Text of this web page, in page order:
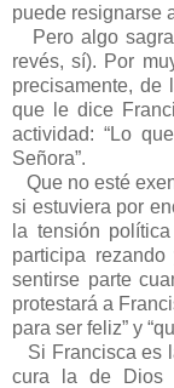
puede resignarse
Pero algo
revés, sí). Por
precisamente, de
que le dice
actividad: “Lo
Señora”.
Que no esté
si estuviera por
la tensión
participa
sentirse parte
protestará a
para ser feliz” y
Si Francisca es
cura la de Dios